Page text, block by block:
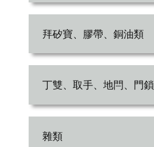
拜矽寶、膠帶、銅油類
丁雙、取手、地閂、門鎖
雜類